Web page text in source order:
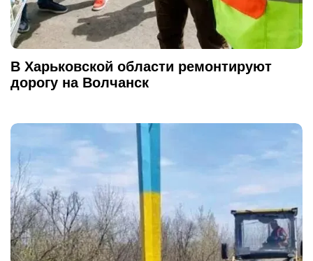
В Харьковской области ремонтируют
дорогу на Волчанск